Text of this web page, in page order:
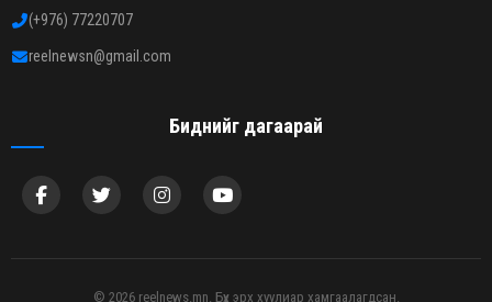
(+976) 77220707
reelnewsn@gmail.com
Биднийг дагаарай
© 2026 reelnews.mn. Бүх эрх хуулиар хамгаалагдсан.